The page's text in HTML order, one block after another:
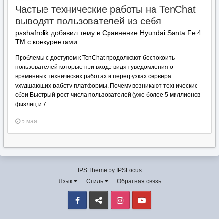
Частые технические работы на TenChat
выводят пользователей из себя
pashafrolik добавил тему в Сравнение Hyundai Santa Fe 4
TM с конкурентами
Проблемы с доступом к TenChat продолжают беспокоить
пользователей которые при входе видят уведомления о
временных технических работах и перегрузках сервера
ухудшающих работу платформы. Почему возникают технические
сбои Быстрый рост числа пользователей (уже более 5 миллионов
физлиц и 7...
5 мая
IPS Theme by IPSFocus
Язык
Стиль Обратная связь
Facebook VK Instagram